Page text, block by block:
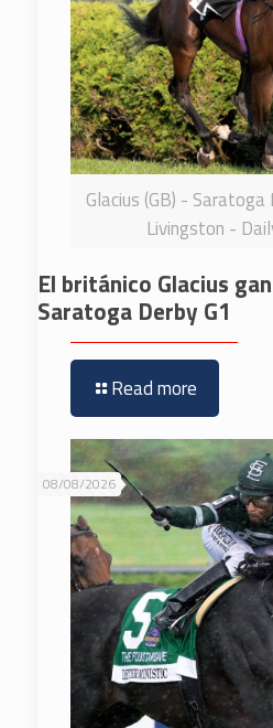
Glacius (GB) -
Livingston -
El británico Glacius
Saratoga Derby G1
Read more
08/08/2026